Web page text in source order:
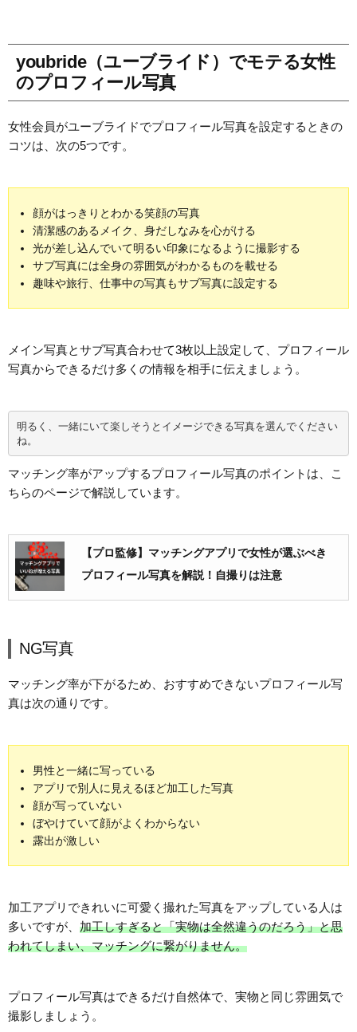
youbride（ユーブライド）でモテる女性
のプロフィール写真
女性会員がユーブライドでプロフィール写真を設定するときの
コツは、次の5つです。
顔がはっきりとわかる笑顔の写真
清潔感のあるメイク、身だしなみを心がける
光が差し込んでいて明るい印象になるように撮影する
サブ写真には全身の雰囲気がわかるものを載せる
趣味や旅行、仕事中の写真もサブ写真に設定する
メイン写真とサブ写真合わせて3枚以上設定して、プロフィール
写真からできるだけ多くの情報を相手に伝えましょう。
明るく、一緒にいて楽しそうとイメージできる写真を選んでください
ね。
マッチング率がアップするプロフィール写真のポイントは、こ
ちらのページで解説しています。
【プロ監修】マッチングアプリで女性が選ぶべき
プロフィール写真を解説！自撮りは注意
NG写真
マッチング率が下がるため、おすすめできないプロフィール写
真は次の通りです。
男性と一緒に写っている
アプリで別人に見えるほど加工した写真
顔が写っていない
ぼやけていて顔がよくわからない
露出が激しい
加工アプリできれいに可愛く撮れた写真をアップしている人は
多いですが、 加工しすぎると「実物は全然違うのだろう」と思
われてしまい、マッチングに繋がりません。
プロフィール写真はできるだけ自然体で、実物と同じ雰囲気で
撮影しましょう。